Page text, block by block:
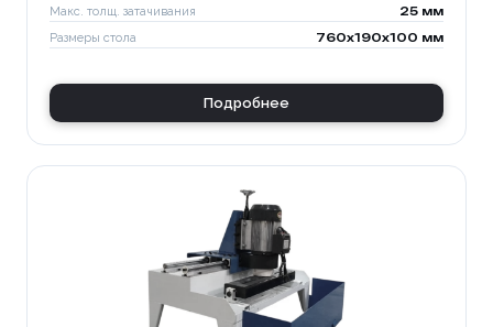
Макс. толщ. затачивания 25 мм
Размеры стола 760x190x100 мм
Подробнее